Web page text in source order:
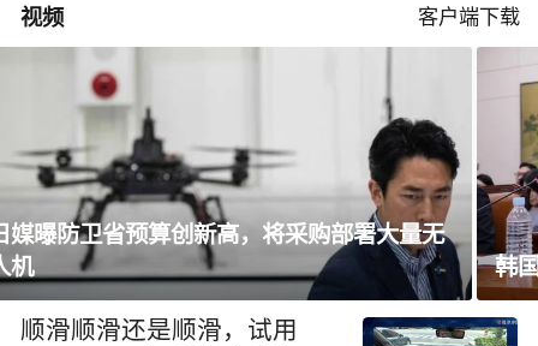
视频 客户端下载
韩国足协就“性招待”外国裁判丑闻致歉
顺滑顺滑还是顺滑，试用